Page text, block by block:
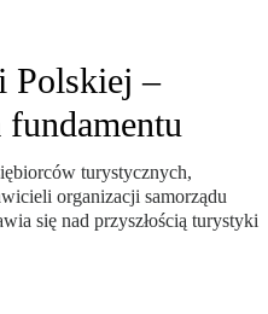
Polskiej –
turystycznych,
organizacji samorządu
się nad przyszłością turystyki